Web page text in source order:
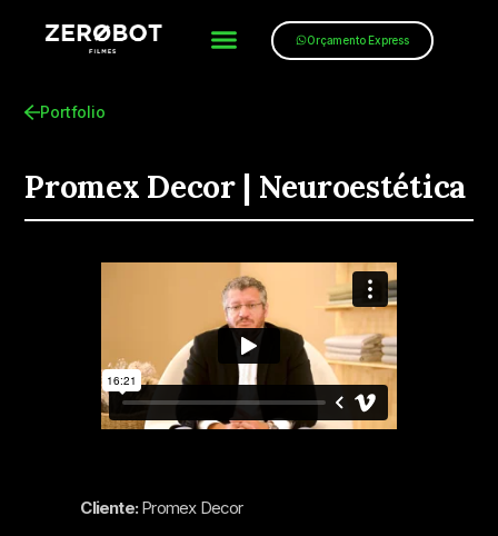
Orçamento Express
Portfolio
Promex Decor | Neuroestética
Cliente: Promex Decor